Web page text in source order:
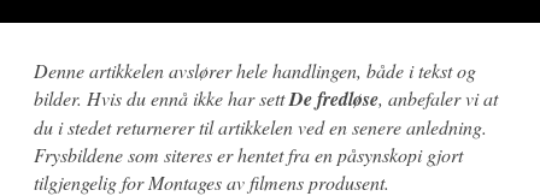
Denne artikkelen avslører hele handlingen, både i tekst og
bilder. Hvis du ennå ikke har settDe fredløse, anbefaler vi at
du i stedet returnerer til artikkelen ved en senere anledning.
Frysbildene som siteres er hentet fra en påsynskopi gjort
tilgjengelig for Montages av filmens produsent.